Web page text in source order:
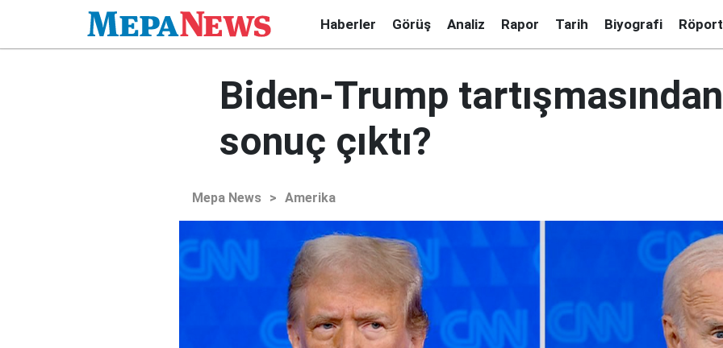
Haberler Görüş Analiz Rapor Tarih Biyografi
Biden-Trump
sonuç çıktı?
Mepa News > Amerika